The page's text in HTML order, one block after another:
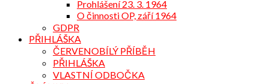
Prohlášení 23. 3. 1964
O činnosti OP, září 1964
GDPR
PŘIHLÁŠKA
ČERVENOBÍLÝ PŘÍBĚH
PŘIHLÁŠKA
VLASTNÍ ODBOČKA